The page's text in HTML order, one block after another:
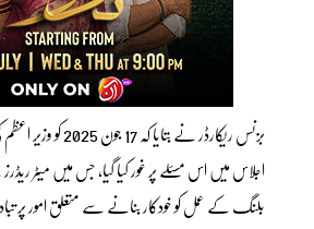
بزنس ریکارڈر نے
اجلاس میں اس مسئلے پر غور کیا گیا، جس میں میٹر
بلنگ کے عمل کو خودکار بنانے سے متعلق امور پر